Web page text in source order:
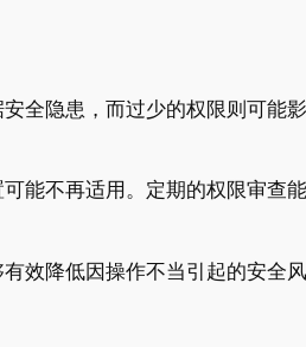
全隐患，而过少的权限则可能
能不再适用。定期的权限审查
效降低因操作不当引起的安全